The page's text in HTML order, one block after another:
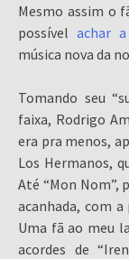
Mesmo assim o
possívelachar
música nova da
Tomando seu
faixa, Rodrigo
era pra menos,
Los Hermanos,
Até “Mon Nom”,
acanhada, com
Uma fã ao meu
acordes de